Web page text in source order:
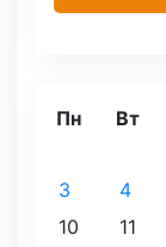
Пн Вт
3
4
10
11